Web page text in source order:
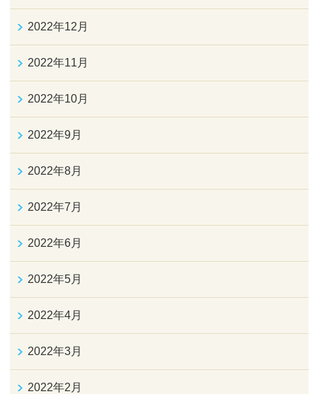
2022年12月
2022年11月
2022年10月
2022年9月
2022年8月
2022年7月
2022年6月
2022年5月
2022年4月
2022年3月
2022年2月